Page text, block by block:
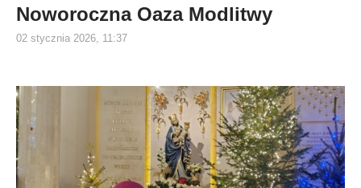
Noworoczna Oaza Modlitwy
02 stycznia 2026, 11:37